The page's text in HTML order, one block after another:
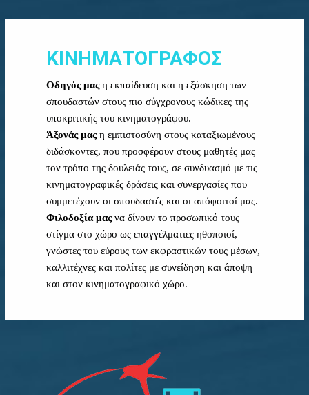
ΚΙΝΗΜΑΤΟΓΡΑΦΟΣ
Οδηγός μαςη εκπαίδευση και η εξάσκηση των
σπουδαστών στους πιο σύγχρονους κώδικες της
υποκριτικής του κινηματογράφου.
Άξονάς μαςη εμπιστοσύνη στους καταξιωμένους
διδάσκοντες, που προσφέρουν στους μαθητές μας
τον τρόπο της δουλειάς τους, σε συνδυασμό με τις
κινηματογραφικές δράσεις και συνεργασίες που
συμμετέχουν οι σπουδαστές και οι απόφοιτοί μας.
Φιλοδοξία μαςνα δίνουν το προσωπικό τους
στίγμα στο χώρο ως επαγγέλματιες ηθοποιοί,
γνώστες του εύρους των εκφραστικών τους μέσων,
καλλιτέχνες και πολίτες με συνείδηση και άποψη
και στον κινηματογραφικό χώρο.